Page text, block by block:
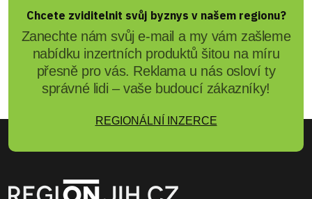
Chcete zviditelnit svůj byznys v našem regionu?
Zanechte nám svůj e-mail a my vám zašleme
nabídku inzertních produktů šitou na míru
přesně pro vás. Reklama u nás osloví ty
správné lidi – vaše budoucí zákazníky!
REGIONÁLNÍ INZERCE